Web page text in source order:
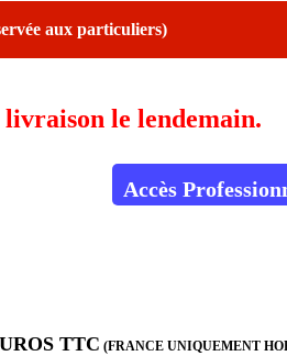
aux particuliers)
livraison le lendemain.
Accès
TTC (FRANCE UNIQUEMENT